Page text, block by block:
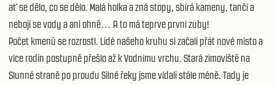
ať se dělo, co se dělo. Malá holka a zná stopy, sbírá kameny, tančí a
nebojí se vody a ani ohně… A to má teprve první zuby!
Počet kmenů se rozrostl. Lidé našeho kruhu si začali přát nové místo a
více rodin postupně přešlo až k Vodnímu vrchu. Stará zimoviště na
Slunné straně po proudu Silné řeky jsme vídali stále méně. Tady je